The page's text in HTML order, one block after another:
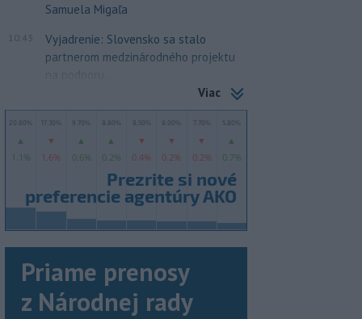
Samuela Migaľa
10:43
Vyjadrenie: Slovensko sa stalo
partnerom medzinárodného projektu
na podporu...
Viac
Priame prenosy
z Národnej rady